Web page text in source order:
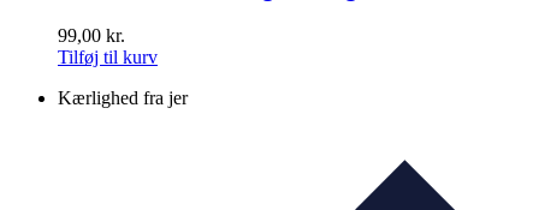
99,00 kr.
Tilføj til kurv
Kærlighed fra jer